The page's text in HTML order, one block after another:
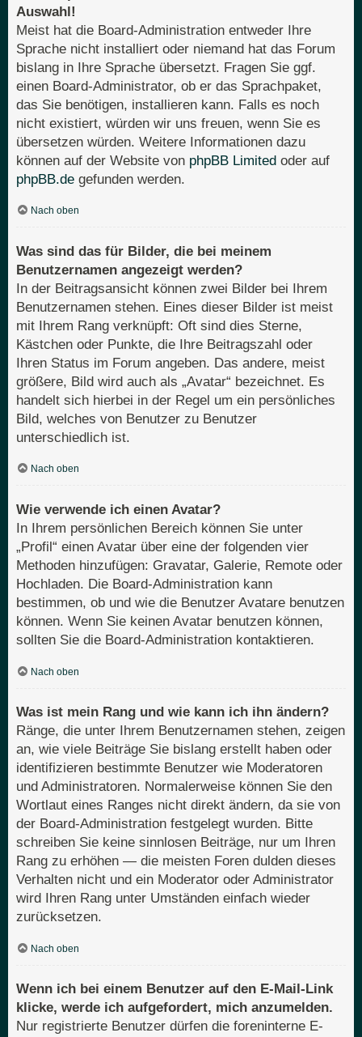
Auswahl!
Meist hat die Board-Administration entweder Ihre
Sprache nicht installiert oder niemand hat das Forum
bislang in Ihre Sprache übersetzt. Fragen Sie ggf.
einen Board-Administrator, ob er das Sprachpaket,
das Sie benötigen, installieren kann. Falls es noch
nicht existiert, würden wir uns freuen, wenn Sie es
übersetzen würden. Weitere Informationen dazu
können auf der Website von phpBB Limited oder auf
phpBB.de gefunden werden.
Nach oben
Was sind das für Bilder, die bei meinem
Benutzernamen angezeigt werden?
In der Beitragsansicht können zwei Bilder bei Ihrem
Benutzernamen stehen. Eines dieser Bilder ist meist
mit Ihrem Rang verknüpft: Oft sind dies Sterne,
Kästchen oder Punkte, die Ihre Beitragszahl oder
Ihren Status im Forum angeben. Das andere, meist
größere, Bild wird auch als „Avatar“ bezeichnet. Es
handelt sich hierbei in der Regel um ein persönliches
Bild, welches von Benutzer zu Benutzer
unterschiedlich ist.
Nach oben
Wie verwende ich einen Avatar?
In Ihrem persönlichen Bereich können Sie unter
„Profil“ einen Avatar über eine der folgenden vier
Methoden hinzufügen: Gravatar, Galerie, Remote oder
Hochladen. Die Board-Administration kann
bestimmen, ob und wie die Benutzer Avatare benutzen
können. Wenn Sie keinen Avatar benutzen können,
sollten Sie die Board-Administration kontaktieren.
Nach oben
Was ist mein Rang und wie kann ich ihn ändern?
Ränge, die unter Ihrem Benutzernamen stehen, zeigen
an, wie viele Beiträge Sie bislang erstellt haben oder
identifizieren bestimmte Benutzer wie Moderatoren
und Administratoren. Normalerweise können Sie den
Wortlaut eines Ranges nicht direkt ändern, da sie von
der Board-Administration festgelegt wurden. Bitte
schreiben Sie keine sinnlosen Beiträge, nur um Ihren
Rang zu erhöhen — die meisten Foren dulden dieses
Verhalten nicht und ein Moderator oder Administrator
wird Ihren Rang unter Umständen einfach wieder
zurücksetzen.
Nach oben
Wenn ich bei einem Benutzer auf den E-Mail-Link
klicke, werde ich aufgefordert, mich anzumelden.
Nur registrierte Benutzer dürfen die foreninterne E-